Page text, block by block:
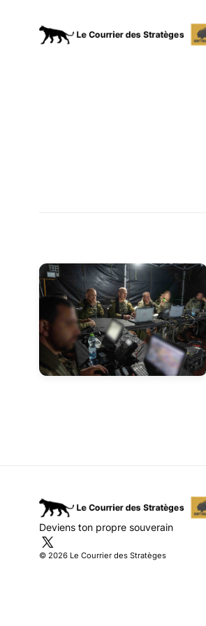
Deviens ton propre souverain
© 2026 Le Courrier des Stratèges